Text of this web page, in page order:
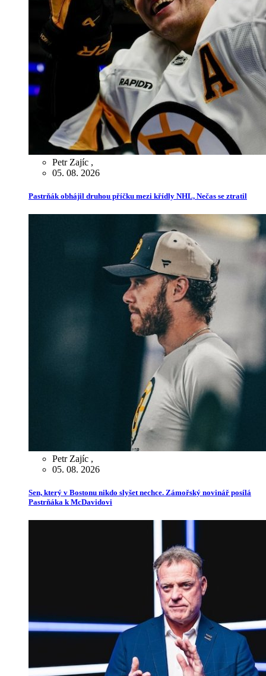
Petr Zajíc ,
05. 08. 2026
Pastrňák obhájil druhou příčku mezi křídly NHL, Nečas se ztratil
Petr Zajíc ,
05. 08. 2026
Sen, který v Bostonu nikdo slyšet nechce. Zámořský novinář posílá
Pastrňáka k McDavidovi